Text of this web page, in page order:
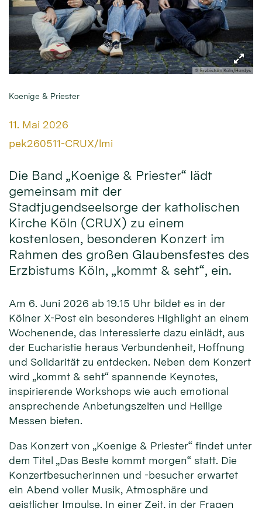
© Erzbistum Köln/Hordys
Koenige & Priester
Datum:
11. Mai 2026
Von:
pek260511-CRUX/lmi
Die Band „Koenige & Priester“ lädt
gemeinsam mit der
Stadtjugendseelsorge der katholischen
Kirche Köln (CRUX) zu einem
kostenlosen, besonderen Konzert im
Rahmen des großen Glaubensfestes des
Erzbistums Köln, „kommt & seht“, ein.
Am 6. Juni 2026 ab 19.15 Uhr bildet es in der
Kölner X-Post ein besonderes Highlight an einem
Wochenende, das Interessierte dazu einlädt, aus
der Eucharistie heraus Verbundenheit, Hoffnung
und Solidarität zu entdecken. Neben dem Konzert
wird „kommt & seht“ spannende Keynotes,
inspirierende Workshops wie auch emotional
ansprechende Anbetungszeiten und Heilige
Messen bieten.
Das Konzert von „Koenige & Priester“ findet unter
dem Titel „Das Beste kommt morgen“ statt. Die
Konzertbesucherinnen und -besucher erwartet
ein Abend voller Musik, Atmosphäre und
geistlicher Impulse. In einer Zeit, in der Fragen